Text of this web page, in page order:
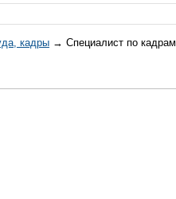
кадры → Специалист по кадрам